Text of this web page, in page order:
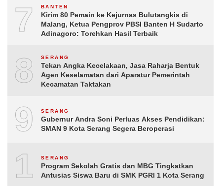
7 BANTEN
Kirim 80 Pemain ke Kejurnas Bulutangkis di
Malang, Ketua Pengprov PBSI Banten H Sudarto
Adinagoro: Torehkan Hasil Terbaik
8 SERANG
Tekan Angka Kecelakaan, Jasa Raharja Bentuk
Agen Keselamatan dari Aparatur Pemerintah
Kecamatan Taktakan
9 SERANG
Gubernur Andra Soni Perluas Akses Pendidikan:
SMAN 9 Kota Serang Segera Beroperasi
10SERANG
Program Sekolah Gratis dan MBG Tingkatkan
Antusias Siswa Baru di SMK PGRI 1 Kota Serang